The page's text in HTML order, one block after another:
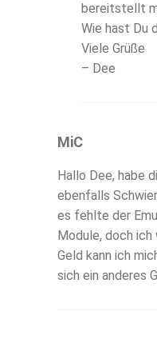
bereitstellt
Wie hast Du
Viele Grüße
– Dee
MiC
Hallo Dee, habe
ebenfalls
es fehlte der
Module, doch
Geld kann ich
sich ein anderes